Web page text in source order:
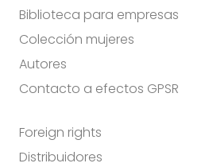
Biblioteca para empresas
Colección mujeres
Autores
Contacto a efectos GPSR
Foreign rights
Distribuidores